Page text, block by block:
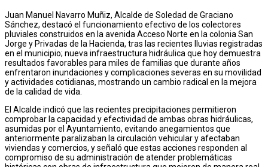
Juan Manuel Navarro Muñiz, Alcalde de Soledad de Graciano
Sánchez, destacó el funcionamiento efectivo de los colectores
pluviales construidos en la avenida Acceso Norte en la colonia San
Jorge y Privadas de la Hacienda, tras las recientes lluvias registradas
en el municipio; nueva infraestructura hidráulica que hoy demuestra
resultados favorables para miles de familias que durante años
enfrentaron inundaciones y complicaciones severas en su movilidad
y actividades cotidianas, mostrando un cambio radical en la mejora
de la calidad de vida.
El Alcalde indicó que las recientes precipitaciones permitieron
comprobar la capacidad y efectividad de ambas obras hidráulicas,
asumidas por el Ayuntamiento, evitando anegamientos que
anteriormente paralizaban la circulación vehicular y afectaban
viviendas y comercios, y señaló que estas acciones responden al
compromiso de su administración de atender problemáticas